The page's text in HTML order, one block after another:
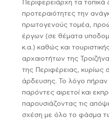
Περιφερειάρχη τα
προτεραιότητες την
πρωτογενούς τομέα,
έργων (σε θέματα
κ.α.) καθώς και
αρχαιοτήτων της
της Περιφέρειας, κυρίως
άρδευσης. Το λόγο πήραν
παρόντες αιρετοί και
παρουσιάζοντας τις
σχέση με όλο το φάσμα